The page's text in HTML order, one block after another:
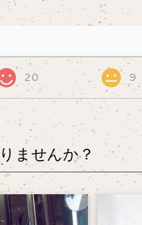
20 9
ませんか？